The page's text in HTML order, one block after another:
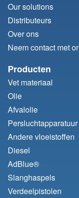
Our solutions
Distributeurs
Over ons
Neem contact met
Producten
Vet materiaal
Olie
Afvalolie
Persluchtapparatuur
Andere vloeistoffen
Diesel
AdBlue®
Slanghaspels
Verdeelpistolen